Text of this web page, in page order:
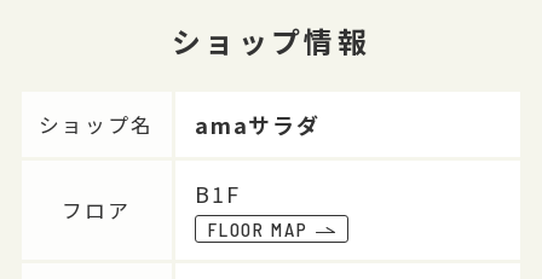
ショップ情報
ショップ名 amaサラダ
フロア
B1F
FLOOR MAP